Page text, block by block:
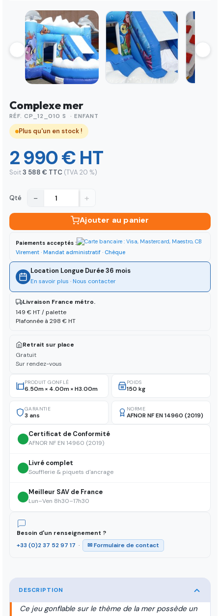
Complexe mer
RÉF. CP_12_010 S · ENFANT
Plus qu'un en stock !
2 990 € HT
Soit3 588 € TTC (TVA 20 %)
Qté − +
Ajouter au panier
Paiements acceptés :
Virement · Mandat administratif · Chèque
Location Longue Durée 36 mois
En savoir plus · Nous contacter
Livraison France métro.
149 € HT / palette
Plafonnée à 298 € HT
Retrait sur place
Gratuit
Sur rendez-vous
PRODUIT GONFLÉ
6.50m × 4.00m × H3.00m
POIDS
150 kg
GARANTIE
3 ans
NORME
AFNOR NF EN 14960 (2019)
Certificat de Conformité
AFNOR NF EN 14960 (2019)
Livré complet
Soufflerie & piquets d'ancrage
Meilleur SAV de France
Lun–Ven 8h30–17h30
Besoin d'un renseignement ?
+33 (0)2 37 52 97 17 · ✉ Formulaire de contact
DESCRIPTION
Ce jeu gonflable sur le thème de la mer possède un